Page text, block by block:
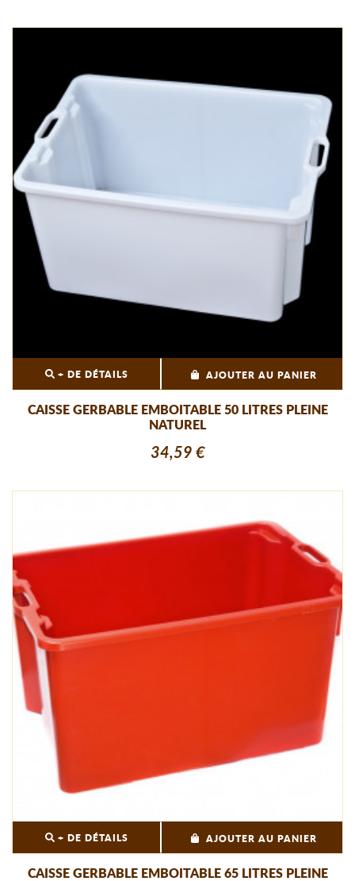
+ DE DÉTAILS AJOUTER AU PANIER
CAISSE GERBABLE EMBOITABLE 50 LITRES PLEINE
NATUREL
34,59 €
+ DE DÉTAILS AJOUTER AU PANIER
CAISSE GERBABLE EMBOITABLE 65 LITRES PLEINE